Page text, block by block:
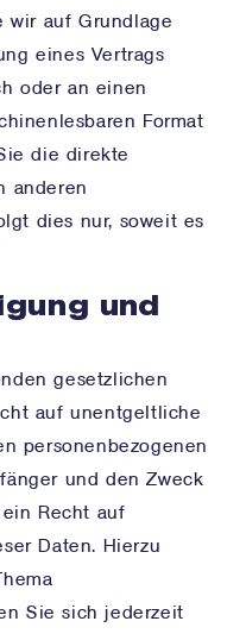
wir auf Grundlage
eines Vertrags
oder an einen
Format
die direkte
anderen
dies nur, soweit es
und
gesetzlichen
auf unentgeltliche
personenbezogenen
und den Zweck
Recht auf
Daten. Hierzu
Sie sich jederzeit